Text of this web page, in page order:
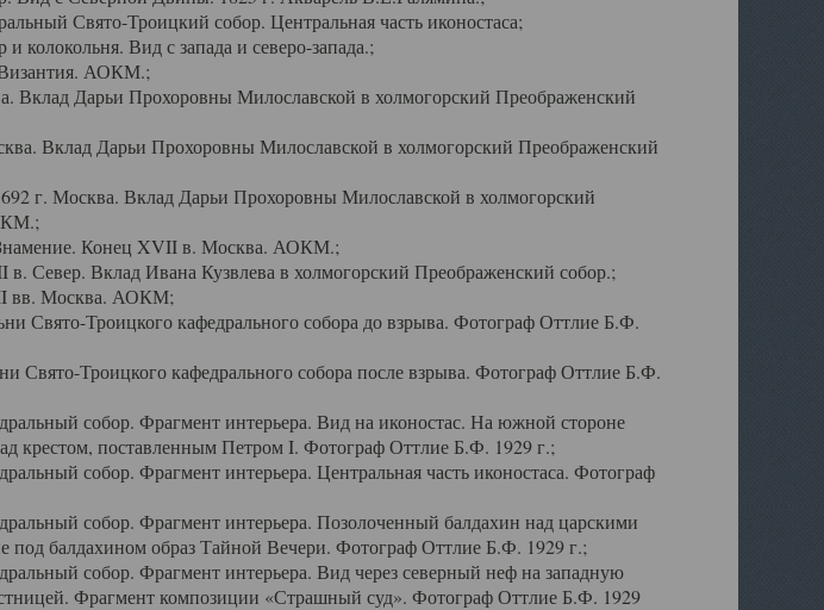
Свято-Троицкий собор. Центральная часть иконостаса;
Вид с запада и северо-запада.;
АОКМ.;
Вклад Дарьи Прохоровны Милославской в холмогорский Преображенский
Вклад Дарьи Прохоровны Милославской в холмогорский Преображенский
г. Москва. Вклад Дарьи Прохоровны Милославской в холмогорский
Конец XVII в. Москва. АОКМ.;
Север. Вклад Ивана Кузвлева в холмогорский Преображенский собор.;
вв. Москва. АОКМ;
Свято-Троицкого кафедрального собора до взрыва. Фотограф Оттлие Б.Ф.
Свято-Троицкого кафедрального собора после взрыва. Фотограф Оттлие Б.Ф.
собор. Фрагмент интерьера. Вид на иконостас. На южной стороне
крестом, поставленным Петром I. Фотограф Оттлие Б.Ф. 1929 г.;
собор. Фрагмент интерьера. Центральная часть иконостаса. Фотограф
собор. Фрагмент интерьера. Позолоченный балдахин над царскими
под балдахином образ Тайной Вечери. Фотограф Оттлие Б.Ф. 1929 г.;
собор. Фрагмент интерьера. Вид через северный неф на западную
Фрагмент композиции «Страшный суд». Фотограф Оттлие Б.Ф. 1929